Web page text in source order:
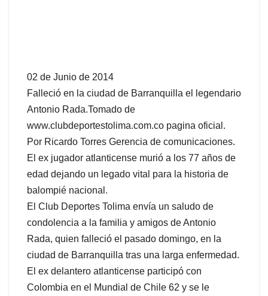
02 de Junio de 2014
Falleció en la ciudad de Barranquilla el legendario
Antonio Rada.Tomado de
www.clubdeportestolima.com.co pagina oficial.
Por Ricardo Torres Gerencia de comunicaciones.
El ex jugador atlanticense murió a los 77 años de
edad dejando un legado vital para la historia de
balompié nacional.
El Club Deportes Tolima envía un saludo de
condolencia a la familia y amigos de Antonio
Rada, quien falleció el pasado domingo, en la
ciudad de Barranquilla tras una larga enfermedad.
El ex delantero atlanticense participó con
Colombia en el Mundial de Chile 62 y se le